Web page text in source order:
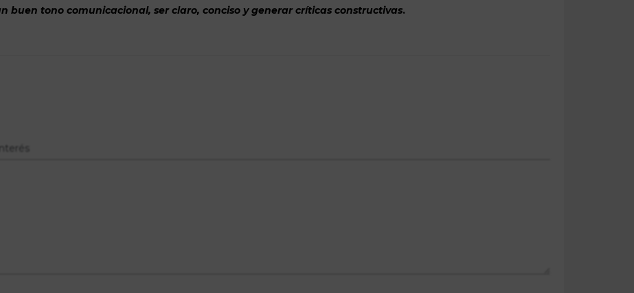
buen tono comunicacional, ser claro, conciso y generar críticas constructivas.